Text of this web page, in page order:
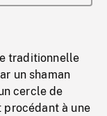
traditionnelle
un shaman
cercle de
procédant à une